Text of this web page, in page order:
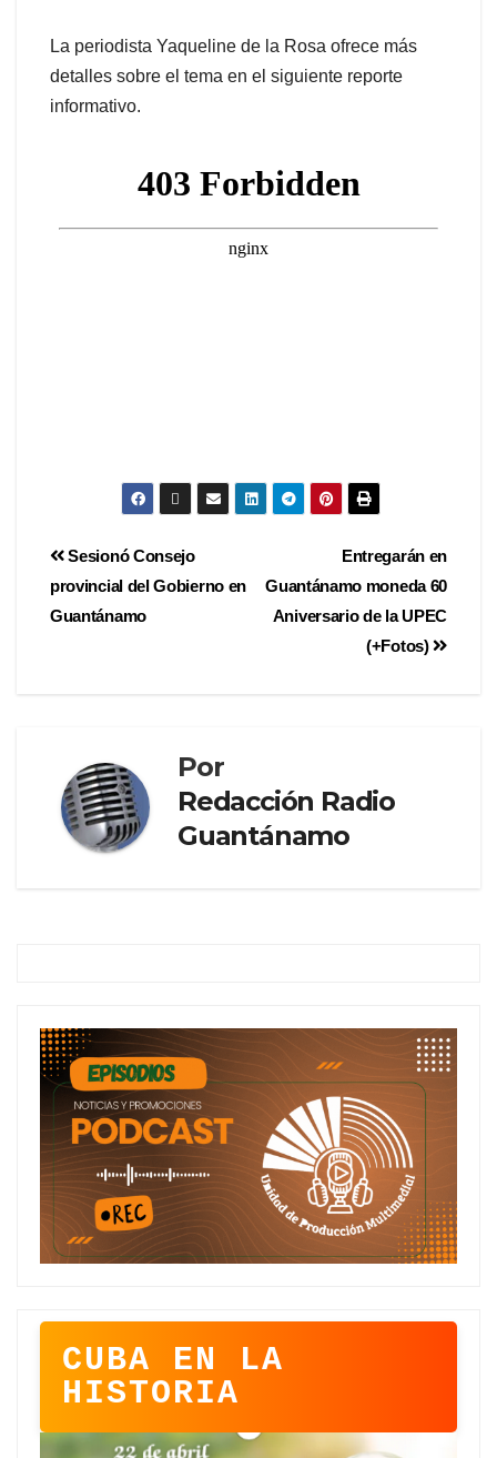
La periodista Yaqueline de la Rosa ofrece más
detalles sobre el tema en el siguiente reporte
informativo.
Entregarán en
Guantánamo moneda 60
Aniversario de la UPEC
(+Fotos)
Sesionó Consejo
provincial del Gobierno en
Guantánamo
Por
Redacción Radio
Guantánamo
CUBA EN LA
HISTORIA